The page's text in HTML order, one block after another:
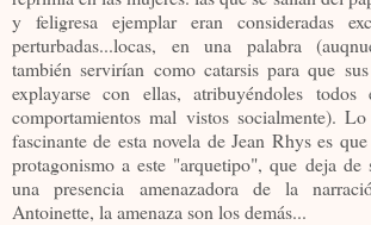
y feligresa ejemplar eran consideradas
perturbadas...locas, en una palabra
también servirían como catarsis para que
explayarse con ellas, atribuyéndoles
comportamientos mal vistos socialmente).
fascinante de esta novela de Jean Rhys es
protagonismo a este "arquetipo", que deja de
una presencia amenazadora de la
Antoinette, la amenaza son los demás...